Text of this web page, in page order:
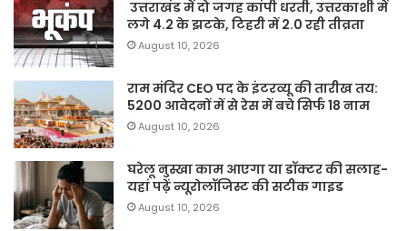
उत्तराखंड में दो जगह कांपी धरती, उत्तरकाशी में
लगे 4.2 के झटके, टिहरी में 2.0 रही तीव्रता
August 10, 2026
राम मंदिर CEO पद के इंटरव्यू की तारीख तय:
5200 आवेदनों में से रेस में बचे सिर्फ 18 नाम
August 10, 2026
घरेलू नुस्खा काम आएगा या डॉक्टर की सलाह-
यहां पढ़ें न्यूरोलॉजिस्ट की सटीक गाइड
August 10, 2026